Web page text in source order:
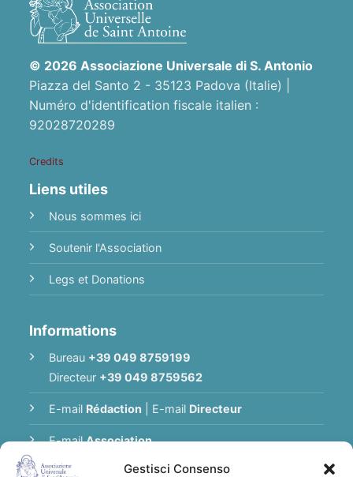
Gestisci Consenso
© 2026 Associazione Universale di S. Antonio
Piazza del Santo 2 - 35123 Padova (Italie) |
Numéro d'identification fiscale italien :
92028720289
Credits
Liens utiles
Nous sommes ici
Soutenir l'Association
Legs et Donations
Informations
Bureau +39 049 8759199
Directeur +39 049 8759562
E-mail Rédaction E-mail Directeur
E-mailAssociation
Politique de Confidentialité